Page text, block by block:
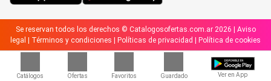
Catálogos Ofertas Favoritos Guardado Ver en App
Se reservan todos los derechos © Catalogosofertas.com.ar 2026 | Aviso
legal
Términos y condiciones Políticas de privacidad Política de cookies